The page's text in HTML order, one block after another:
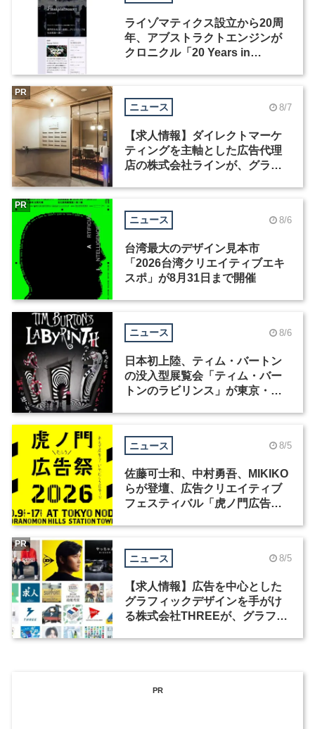
ライゾマティクス設立から20周
年、アブストラクトエンジンが
クロニクル「20 Years in
ニュース 8/7
【求人情報】ダイレクトマーケ
ティングを主軸とした広告代理
店の株式会社ラインが、グラフ
PR
ニュース 8/6
台湾最大のデザイン見本市
「2026台湾クリエイティブエキ
スポ」が8月31日まで開催
PR
ニュース 8/6
日本初上陸、ティム・バートン
の没入型展覧会「ティム・バー
トンのラビリンス」が東京・豊
ニュース 8/5
佐藤可士和、中村勇吾、MIKIKO
らが登壇、広告クリエイティブ
フェスティバル「虎ノ門広告
ニュース 8/5
【求人情報】広告を中心とした
グラフィックデザインを手がけ
る株式会社THREEが、グラフィ
PR
PR